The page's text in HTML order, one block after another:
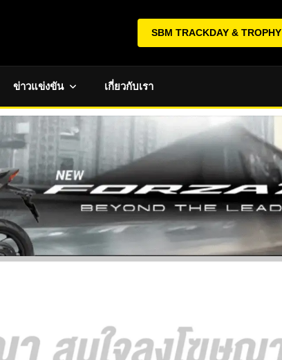
SBM TRACKDAY & TROPHY
ข่าวแข่งขัน เกี่ยวกับเรา